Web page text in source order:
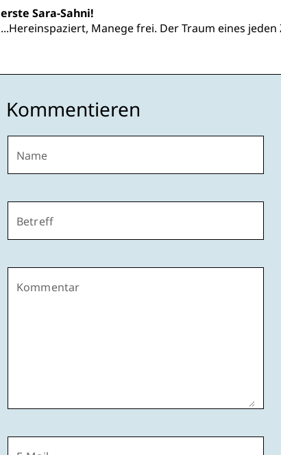
erste Sara-Sahni!
...Hereinspaziert, Manege frei. Der Traum eines
Kommentieren
Name
Betreff
Kommentar